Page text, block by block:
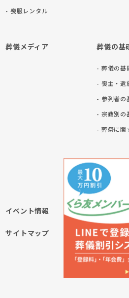
- 喪服レンタル
葬儀メディア 葬儀の基
- 葬儀の基
- 喪主・遺
- 参列者の
- 宗教別の
- 葬祭に関
イベント情報
サイトマップ